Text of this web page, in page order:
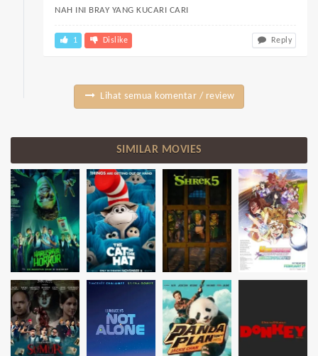
NAH INI BRAY YANG KUCARI CARI
1 Dislike Reply
Lihat semua komentar / review
SIMILAR MOVIES